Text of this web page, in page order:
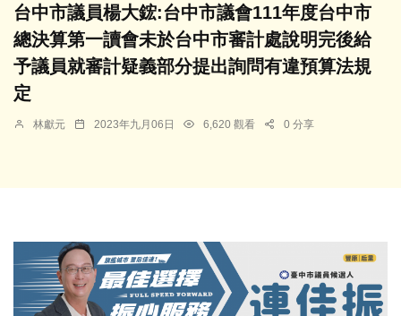
台中市議員楊大鋐:台中市議會111年度台中市
總決算第一讀會未於台中市審計處說明完後給
予議員就審計疑義部分提出詢問有違預算法規
定
林獻元 2023年九月06日 6,620 觀看 0 分享